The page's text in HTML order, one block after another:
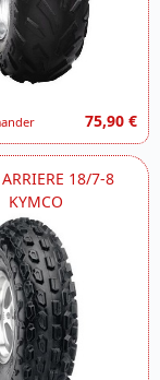
75,90 €
18/7-8
KYMCO